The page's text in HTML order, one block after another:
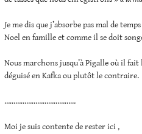
Je me dis que j’absorbe pas mal de
Noel en famille et comme il se doit
Nous marchons jusqu’à Pigalle où il
déguisé en Kafka ou plutôt le contraire.
…………………………………
Moi je suis contente de rester ici ,